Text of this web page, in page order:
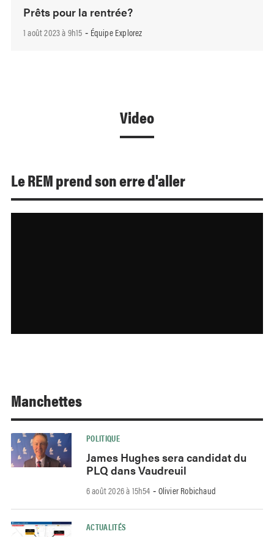
Prêts pour la rentrée?
1 août 2023 à 9h15 - Équipe Explorez
Video
Le REM prend son erre d'aller
Manchettes
POLITIQUE
James Hughes sera candidat du
PLQ dans Vaudreuil
6 août 2026 à 15h54 - Olivier Robichaud
ACTUALITÉS